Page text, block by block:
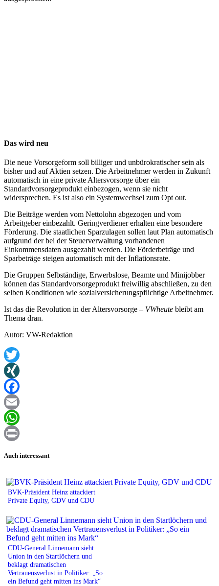
Das wird neu
Die neue Vorsorgeform soll billiger und unbürokratischer sein als
bisher und auf Aktien setzen. Die Arbeitnehmer werden in Zukunft
automatisch in eine private Altersvorsorge über ein
Standardvorsorgeprodukt einbezogen, wenn sie nicht
widersprechen. Es ist also ein Systemwechsel zum Opt out.
Die Beiträge werden vom Nettolohn abgezogen und vom
Arbeitgeber einbezahlt. Geringverdiener erhalten eine besondere
Förderung. Die staatlichen Sparzulagen sollen laut Plan automatisch
aufgrund der bei der Steuerverwaltung vorhandenen
Einkommensdaten ausgezahlt werden. Die Förderbeträge und
Sparbeträge steigen automatisch mit der Inflationsrate.
Die Gruppen Selbständige, Erwerbslose, Beamte und Minijobber
können das Standardvorsorgeprodukt freiwillig abschließen, zu den
selben Konditionen wie sozialversicherungspflichtige Arbeitnehmer.
Ist das die Revolution in der Altersvorsorge – VWheute bleibt am
Thema dran.
Autor: VW-Redaktion
Twitter
XING
Facebook
Email
WhatsApp
Auch interessant
BVK-Präsident Heinz attackiert
Private Equity, GDV und CDU
CDU-General Linnemann sieht
Union in den Startlöchern und
beklagt dramatischen
Vertrauensverlust in Politiker: „So
ein Befund geht mitten ins Mark“